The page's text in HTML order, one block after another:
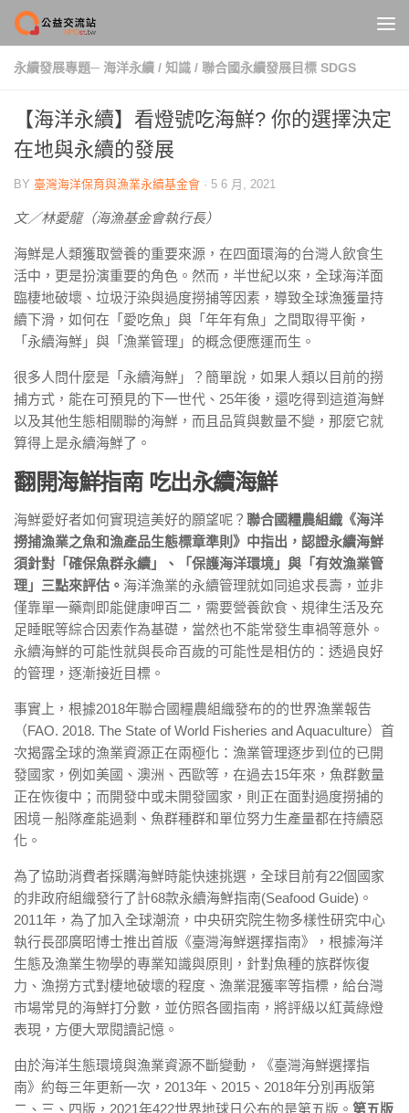
Skip to content
永續發展專題─ 海洋永續 / 知識 / 聯合國永續發展目標 SDGS
【海洋永續】看燈號吃海鮮? 你的選擇決定
在地與永續的發展
BY 臺灣海洋保育與漁業永續基金會 · 5 6 月, 2021
文／林愛龍（海漁基金會執行長）
海鮮是人類獲取營養的重要來源，在四面環海的台灣人飲食生
活中，更是扮演重要的角色。然而，半世紀以來，全球海洋面
臨棲地破壞、垃圾汙染與過度撈捕等因素，導致全球漁獲量持
續下滑，如何在「愛吃魚」與「年年有魚」之間取得平衡，
「永續海鮮」與「漁業管理」的概念便應運而生。
很多人問什麼是「永續海鮮」？簡單說，如果人類以目前的撈
捕方式，能在可預見的下一世代、25年後，還吃得到這道海鮮
以及其他生態相關聯的海鮮，而且品質與數量不變，那麼它就
算得上是永續海鮮了。
翻開海鮮指南 吃出永續海鮮
海鮮愛好者如何實現這美好的願望呢？ 聯合國糧農組織《海洋
撈捕漁業之魚和漁產品生態標章準則》中指出，認證永續海鮮
須針對「確保魚群永續」、「保護海洋環境」與「有效漁業管
理」三點來評估。 海洋漁業的永續管理就如同追求長壽，並非
僅靠單一藥劑即能健康呷百二，需要營養飲食、規律生活及充
足睡眠等綜合因素作為基礎，當然也不能常發生車禍等意外。
永續海鮮的可能性就與長命百歲的可能性是相仿的：透過良好
的管理，逐漸接近目標。
事實上，根據2018年聯合國糧農組織發布的的世界漁業報告
（FAO. 2018. The State of World Fisheries and Aquaculture）首
次揭露全球的漁業資源正在兩極化：漁業管理逐步到位的已開
發國家，例如美國、澳洲、西歐等，在過去15年來，魚群數量
正在恢復中；而開發中或未開發國家，則正在面對過度撈捕的
困境－船隊產能過剩、魚群種群和單位努力生產量都在持續惡
化。
為了協助消費者採購海鮮時能快速挑選，全球目前有22個國家
的非政府組織發行了計68款永續海鮮指南(Seafood Guide)。
2011年，為了加入全球潮流，中央研究院生物多樣性研究中心
執行長邵廣昭博士推出首版《臺灣海鮮選擇指南》，根據海洋
生態及漁業生物學的專業知識與原則，針對魚種的族群恢復
力、漁撈方式對棲地破壞的程度、漁業混獲率等指標，給台灣
市場常見的海鮮打分數，並仿照各國指南，將評級以紅黃綠燈
表現，方便大眾閱讀記憶。
由於海洋生態環境與漁業資源不斷變動，《臺灣海鮮選擇指
南》約每三年更新一次，2013年、2015、2018年分別再版第
二、三、四版，2021年422世界地球日公布的是第五版。 第五版